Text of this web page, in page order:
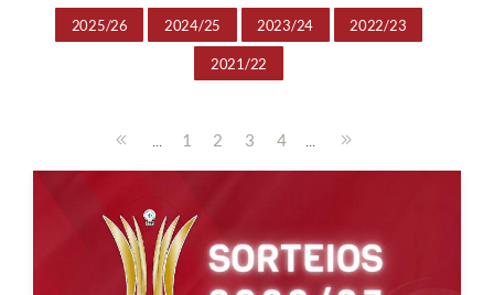
2025/26 2024/25 2023/24 2022/23
2021/22
... 1 2 3 4 ...